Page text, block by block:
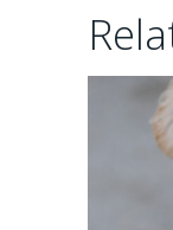
02/06/